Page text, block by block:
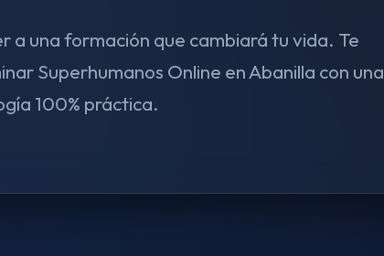
a una formación que cambiará tu vida. Te
Superhumanos Online en Abanilla con una
100% práctica.